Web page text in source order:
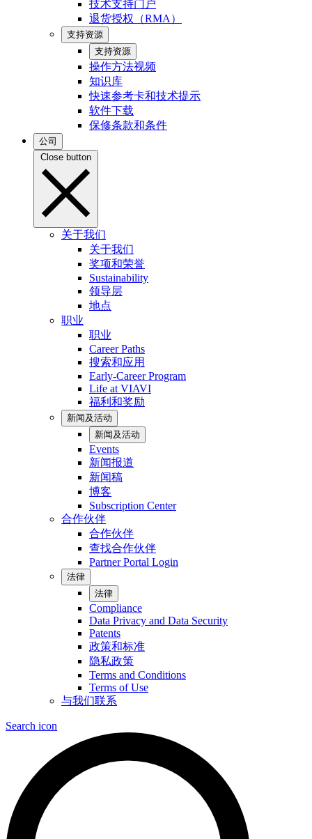
技术支持门户
退货授权（RMA）
支持资源
支持资源
操作方法视频
知识库
快速参考卡和技术提示
软件下载
保修条款和条件
公司
Close button
关于我们
关于我们
奖项和荣誉
Sustainability
领导层
地点
职业
职业
Career Paths
搜索和应用
Early-Career Program
Life at VIAVI
福利和奖励
新闻及活动
新闻及活动
Events
新闻报道
新闻稿
博客
Subscription Center
合作伙伴
合作伙伴
查找合作伙伴
Partner Portal Login
法律
法律
Compliance
Data Privacy and Data Security
Patents
政策和标准
隐私政策
Terms and Conditions
Terms of Use
与我们联系
Search icon